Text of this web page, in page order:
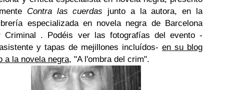
Contra las cuerdas junto a la autora,en la
especializada en novela negra de Barcelona
Criminal . Podéis ver las fotografías del evento -
y tapas de mejillones incluídos- en su blog
a la novela negra, "A l'ombra del crim".